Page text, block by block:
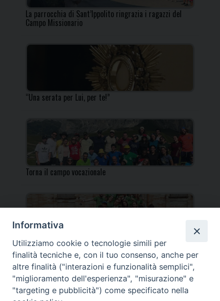
La parrocchia di Sant’Ippolito ringrazia i ragazzi del
Campo Missionario
“Una serata per Lui, per te!”
Torna il campo vocazionale
Torna il Campo Missionario Diocesano
Informativa
Utilizziamo cookie o tecnologie simili per
finalità tecniche e, con il tuo consenso, anche per
altre finalità ("interazioni e funzionalità semplici",
"miglioramento dell'esperienza", "misurazione" e
"targeting e pubblicità") come specificato nella